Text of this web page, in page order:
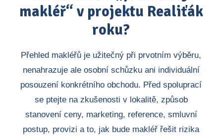
makléř“ v projektu Realiťák
roku?
Přehled makléřů je užitečný při prvotním výběru,
nenahrazuje ale osobní schůzku ani individuální
posouzení konkrétního obchodu. Před spoluprací
se ptejte na zkušenosti v lokalitě, způsob
stanovení ceny, marketing, reference, smluvní
postup, provizi a to, jak bude makléř řešit rizika